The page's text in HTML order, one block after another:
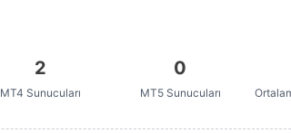
2
MT4 Sunucuları
0
MT5 Sunucuları